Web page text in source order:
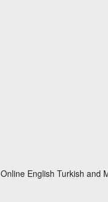
Online English Turkish and